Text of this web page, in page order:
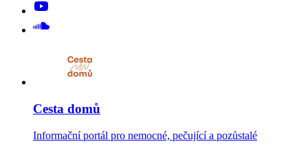
Cesta domů
Informační portál pro nemocné, pečující a pozůstalé